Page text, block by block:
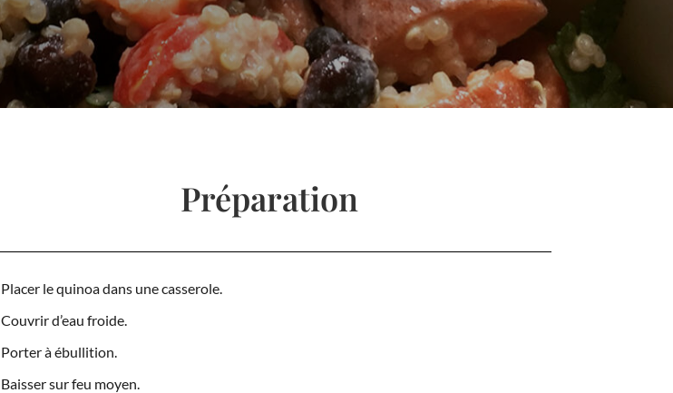
Préparation
Placer le quinoa dans une casserole.
Couvrir d’eau froide.
Porter à ébullition.
Baisser sur feu moyen.